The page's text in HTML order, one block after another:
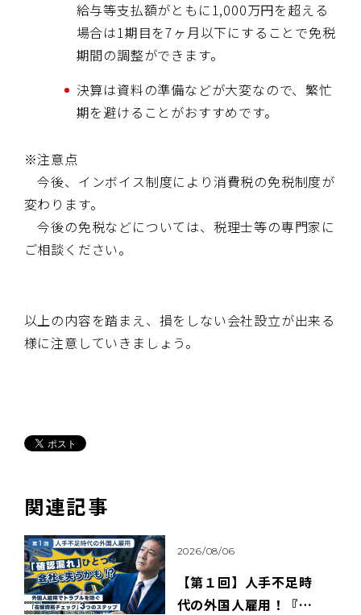
給与等支払額がともに1,000万円を超える
場合は1期目を7ヶ月以下にすることで免税
期間の調整ができます。
決算は資料の準備などが大変なので、繁忙
期を避けることがおすすめです。
※注意点
今後、インボイス制度により消費税の免税制度が
変わります。
今後の免税などについては、税理士等の専門家に
ご相談ください。
以上の内容を踏まえ、損をしない会社設立が出来る
様に注意していきましょう。
関連記事
2026/08/06
【第１回】人手不足時
代の外国人雇用！『確